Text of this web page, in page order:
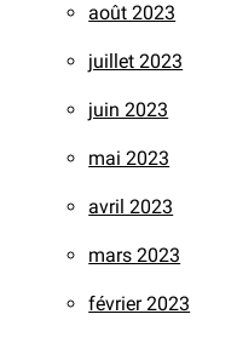
août 2023
juillet 2023
juin 2023
mai 2023
avril 2023
mars 2023
février 2023